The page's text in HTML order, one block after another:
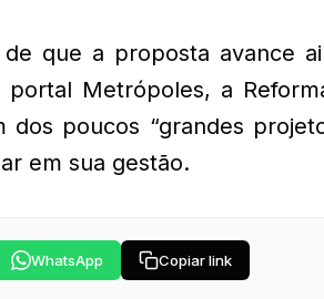
que a proposta avance
Metrópoles, a
poucos “grandes
em sua gestão.
WhatsApp Copiar link